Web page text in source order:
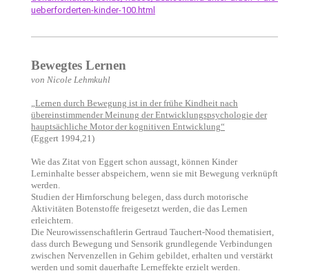
ueberforderten-kinder-100.html
Bewegtes Lernen
von Nicole Lehmkuhl
„Lernen durch Bewegung ist in der frühe Kindheit nach
übereinstimmender Meinung der Entwicklungspsychologie der
hauptsächliche Motor der kognitiven Entwicklung“
(Eggert 1994,21)
Wie das Zitat von Eggert schon aussagt, können Kinder
Lerninhalte besser abspeichern, wenn sie mit Bewegung verknüpft
werden.
Studien der Hirnforschung belegen, dass durch motorische
Aktivitäten Botenstoffe freigesetzt werden, die das Lernen
erleichtern.
Die Neurowissenschaftlerin Gertraud Tauchert-Nood thematisiert,
dass durch Bewegung und Sensorik grundlegende Verbindungen
zwischen Nervenzellen in Gehirn gebildet, erhalten und verstärkt
werden und somit dauerhafte Lerneffekte erzielt werden.